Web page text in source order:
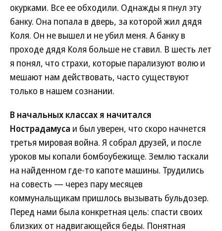
окурками. Все ее обходили. Однажды я пнул эту
банку. Она попала в дверь, за которой жил дядя
Коля. Он не вышел и не убил меня. А банку в
проходе дядя Коля больше не ставил. В шесть лет
я понял, что страхи, которые парализуют волю и
мешают нам действовать, часто существуют
только в нашем сознании.
В начальных классах я начитался
Нострадамуса и был уверен, что скоро начнется
третья мировая война. Я собрал друзей, и после
уроков мы копали бомбоубежище. Землю таскали
на найденном где-то капоте машины. Трудились
на совесть — через пару месяцев
коммунальщикам пришлось вызывать бульдозер.
Перед нами была конкретная цель: спасти своих
близких от надвигающейся беды. Понятная